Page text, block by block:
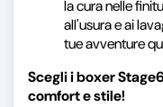
la cura nelle
all'usura e ai
tue avventure
Scegli i boxer
comfort e stile!